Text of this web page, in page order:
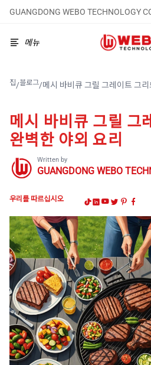
GUANGDONG WEBO TECHNOLOGY
메뉴
집/블로그/메시 바비큐 그릴 그레이트 그리
메시 바비큐 그릴 그
완벽한 야외 요리
Written by
GUANGDONG WEBO
우리를 따르십시오